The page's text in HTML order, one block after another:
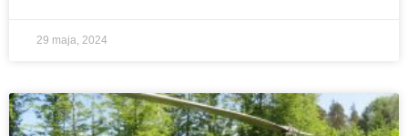
29 maja, 2024